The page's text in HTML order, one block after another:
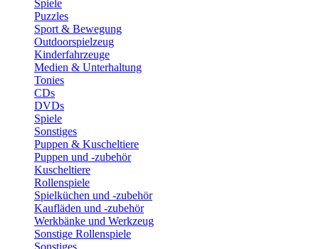
Spiele
Puzzles
Sport & Bewegung
Outdoorspielzeug
Kinderfahrzeuge
Medien & Unterhaltung
Tonies
CDs
DVDs
Spiele
Sonstiges
Puppen & Kuscheltiere
Puppen und -zubehör
Kuscheltiere
Rollenspiele
Spielküchen und -zubehör
Kaufläden und -zubehör
Werkbänke und Werkzeug
Sonstige Rollenspiele
Sonstiges